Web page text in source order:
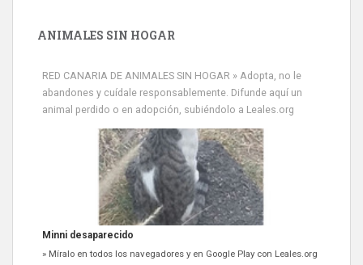
ANIMALES SIN HOGAR
RED CANARIA DE ANIMALES SIN HOGAR » Adopta, no le
abandones y cuídale responsablemente. Difunde aquí un
animal perdido o en adopción, subiéndolo a Leales.org
Minni desaparecido
» Míralo en todos los navegadores y en Google Play con Leales.org